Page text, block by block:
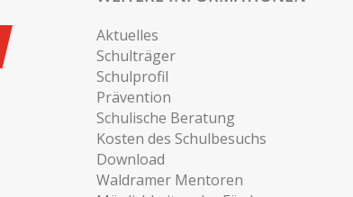
Aktuelles
Schulträger
Schulprofil
Prävention
Schulische Beratung
Kosten des Schulbesuchs
Download
Waldramer Mentoren